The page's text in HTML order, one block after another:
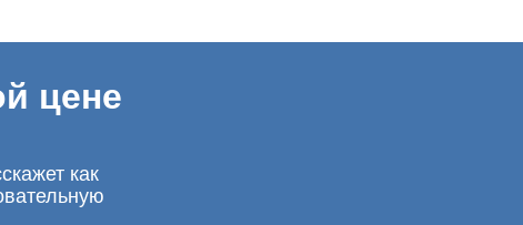
цене
как